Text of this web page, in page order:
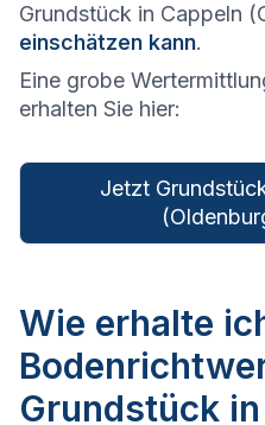
Grundstück in Cappeln
einschätzen kann.
Eine grobe
erhalten Sie hier:
Jetzt
Wie erhalte
Grundstück